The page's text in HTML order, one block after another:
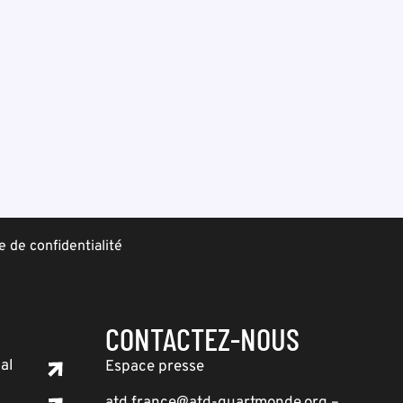
de confidentialité
CONTACTEZ-NOUS
Espace presse